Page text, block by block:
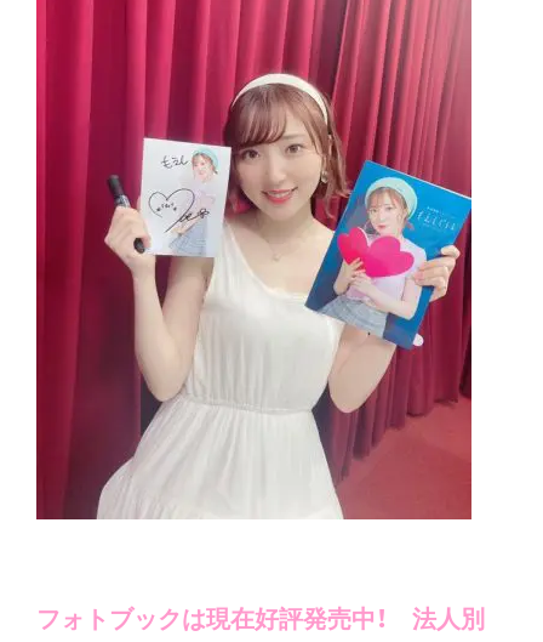
フォトブックは現在好評発売中！ 法人別